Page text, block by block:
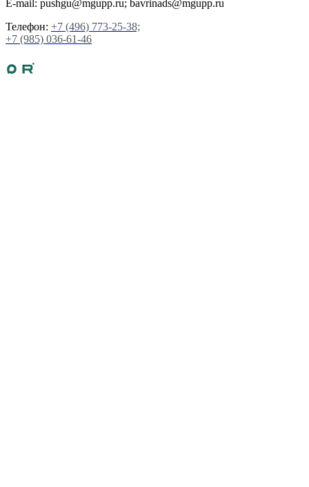
E-mail: pushgu@mgupp.ru; bavrinads@mgupp.ru
Телефон: +7 (496) 773-25-38;
+7 (985) 036-61-46